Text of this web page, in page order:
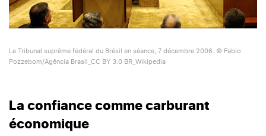
Le Tribunal suprême fédéral du Brésil en séance, 7 décembre 2006. © Fabio
Pozzebom/Agência Brasil_CC BY 3.0 BR_Wikipedia
La confiance comme carburant
économique